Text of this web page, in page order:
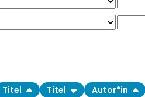
Titel Titel Autor*in